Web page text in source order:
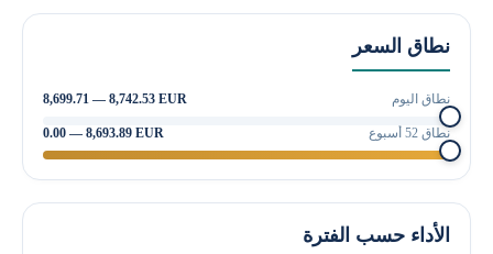
نطاق السعر
نطاق اليوم 8,699.71 — 8,742.53 EUR
نطاق 52 أسبوع 0.00 — 8,693.89 EUR
الأداء حسب الفترة